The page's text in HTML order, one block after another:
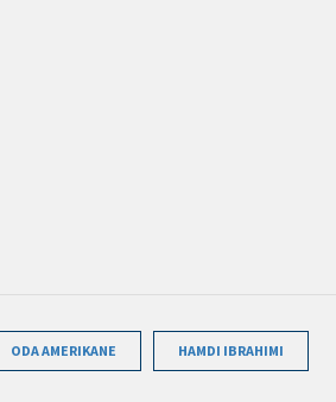
ODA AMERIKANE HAMDI IBRAHIMI